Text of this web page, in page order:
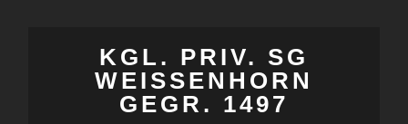
KGL. PRIV. SG
WEISSENHORN
GEGR. 1497